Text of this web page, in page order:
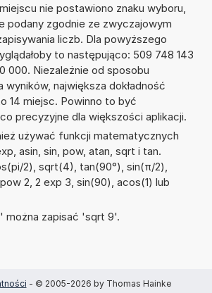
nie postawiono znaku wyboru,
podany zgodnie ze zwyczajowym
liczb. Dla powyższego
to następująco: 509 748 143
000. Niezależnie od sposobu
wyników, największa dokładność
14 miejsc. Powinno to być
precyzyjne dla większości aplikacji.
używać funkcji matematycznych
asin, sin, pow, atan, sqrt i tan.
2), sqrt(4), tan(90°), sin(π/2),
2, 2 exp 3, sin(90), acos(1) lub
można zapisać 'sqrt 9'.
- © 2005-2026 by Thomas Hainke